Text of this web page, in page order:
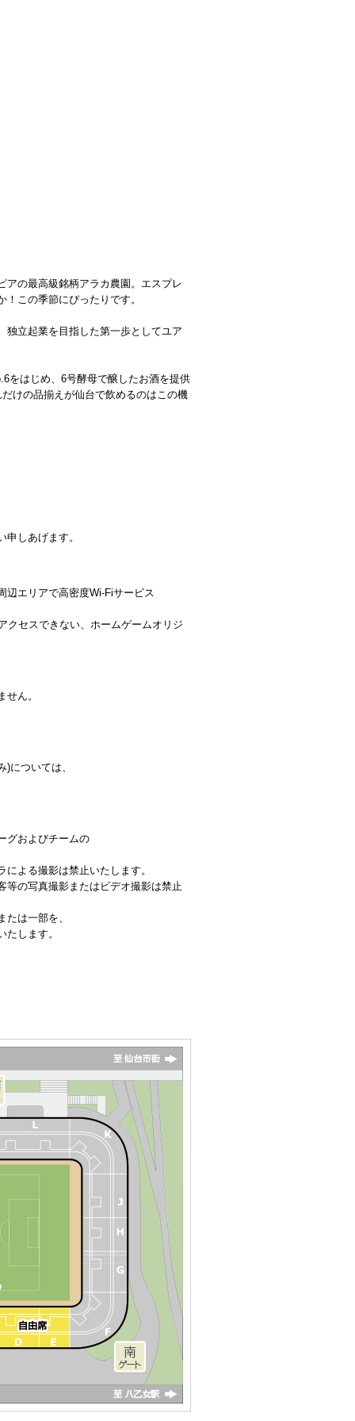
アの最高級銘柄アラカ農園。エスプレ
この季節にぴったりです。
独立起業を目指した第一歩としてユア
をはじめ、6号酵母で醸したお酒を提供
けの品揃えが仙台で飲めるのはこの機
しあげます。
辺エリアで高密度Wi-Fiサービス
クセスできない、ホームゲームオリジ
ん。
については、
グおよびチームの
よる撮影は禁止いたします。
の写真撮影またはビデオ撮影は禁止
は一部を、
します。